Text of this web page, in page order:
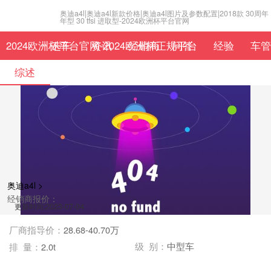
奥迪a4l|奥迪a4l新款价格|奥迪a4l图片及参数配置|2018款 30周年
年型 30 tfsi 进取型-2024欧洲杯平台官网
2024欧洲杯平台官网-2024欧洲杯正规平台
选车 资讯 经销商 问答 经验
车
综述
奥迪a4l >
经销商报价：
更新时间:2023-07-04
厂商指导价： 28.68-40.70万
排 量： 2.0t 级 别： 中型车